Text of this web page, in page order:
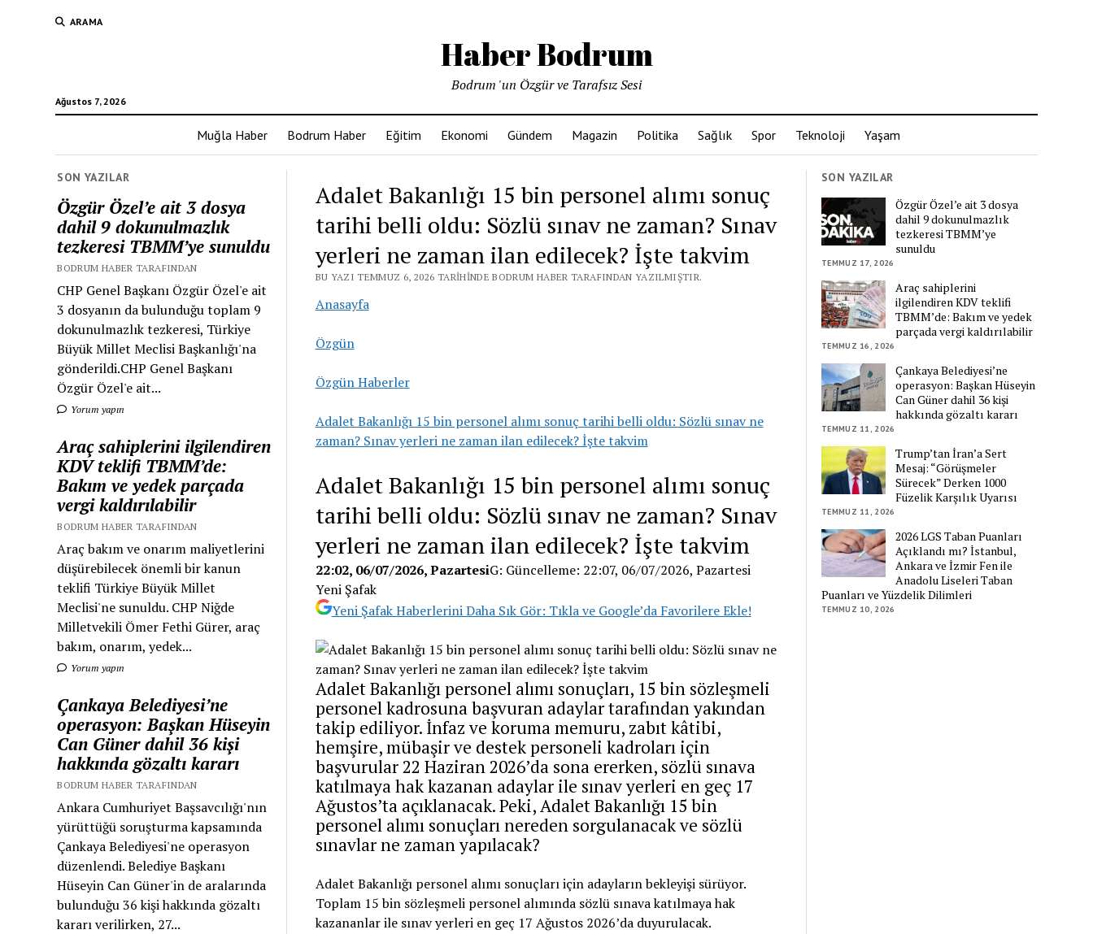
ARAMA
Haber Bodrum
Ağustos 7, 2026
Bodrum 'un Özgür ve Tarafsız Sesi
Muğla Haber Bodrum Haber Eğitim Ekonomi Gündem Magazin Politika Sağlık Spor Teknoloji Yaşam
SON YAZILAR
Özgür Özel’e ait 3 dosya
dahil 9 dokunulmazlık
tezkeresi TBMM’ye sunuldu
BODRUM HABER TARAFINDAN
CHP Genel Başkanı Özgür Özel'e ait
3 dosyanın da bulunduğu toplam 9
dokunulmazlık tezkeresi, Türkiye
Büyük Millet Meclisi Başkanlığı'na
gönderildi.CHP Genel Başkanı
Özgür Özel'e ait...
Yorum yapın
Araç sahiplerini ilgilendiren
KDV teklifi TBMM’de:
Bakım ve yedek parçada
vergi kaldırılabilir
BODRUM HABER TARAFINDAN
Araç bakım ve onarım maliyetlerini
düşürebilecek önemli bir kanun
teklifi Türkiye Büyük Millet
Meclisi'ne sunuldu. CHP Niğde
Milletvekili Ömer Fethi Gürer, araç
bakım, onarım, yedek...
Yorum yapın
Çankaya Belediyesi’ne
operasyon: Başkan Hüseyin
Can Güner dahil 36 kişi
hakkında gözaltı kararı
BODRUM HABER TARAFINDAN
Ankara Cumhuriyet Başsavcılığı'nın
yürüttüğü soruşturma kapsamında
Çankaya Belediyesi'ne operasyon
düzenlendi. Belediye Başkanı
Hüseyin Can Güner'in de aralarında
bulunduğu 36 kişi hakkında gözaltı
kararı verilirken, 27...
Adalet Bakanlığı 15 bin personel alımı sonuç
tarihi belli oldu: Sözlü sınav ne zaman? Sınav
yerleri ne zaman ilan edilecek? İşte takvim
BU YAZI TEMMUZ 6, 2026 TARIHINDE BODRUM HABER TARAFINDAN YAZILMIŞTIR.
Anasayfa
Özgün
Özgün Haberler
Adalet Bakanlığı 15 bin personel alımı sonuç tarihi belli oldu: Sözlü sınav ne
zaman? Sınav yerleri ne zaman ilan edilecek? İşte takvim
Adalet Bakanlığı 15 bin personel alımı sonuç
tarihi belli oldu: Sözlü sınav ne zaman? Sınav
yerleri ne zaman ilan edilecek? İşte takvim
22:02, 06/07/2026, PazartesiG: Güncelleme: 22:07, 06/07/2026, Pazartesi
Yeni Şafak
Yeni Şafak Haberlerini Daha Sık Gör: Tıkla ve Google’da Favorilere Ekle!
Adalet Bakanlığı personel alımı sonuçları, 15 bin sözleşmeli
personel kadrosuna başvuran adaylar tarafından yakından
takip ediliyor. İnfaz ve koruma memuru, zabıt kâtibi,
hemşire, mübaşir ve destek personeli kadroları için
başvurular 22 Haziran 2026’da sona ererken, sözlü sınava
katılmaya hak kazanan adaylar ile sınav yerleri en geç 17
Ağustos’ta açıklanacak. Peki, Adalet Bakanlığı 15 bin
personel alımı sonuçları nereden sorgulanacak ve sözlü
sınavlar ne zaman yapılacak?
Adalet Bakanlığı personel alımı sonuçları için adayların bekleyişi sürüyor.
Toplam 15 bin sözleşmeli personel alımında sözlü sınava katılmaya hak
kazananlar ile sınav yerleri en geç 17 Ağustos 2026’da duyurulacak.
SON YAZILAR
Özgür Özel’e ait 3 dosya
dahil 9 dokunulmazlık
tezkeresi TBMM’ye
sunuldu
TEMMUZ 17, 2026
Araç sahiplerini
ilgilendiren KDV teklifi
TBMM’de: Bakım ve yedek
parçada vergi kaldırılabilir
TEMMUZ 16, 2026
Çankaya Belediyesi’ne
operasyon: Başkan Hüseyin
Can Güner dahil 36 kişi
hakkında gözaltı kararı
TEMMUZ 11, 2026
Trump’tan İran’a Sert
Mesaj: “Görüşmeler
Sürecek” Derken 1000
Füzelik Karşılık Uyarısı
TEMMUZ 11, 2026
2026 LGS Taban Puanları
Açıklandı mı? İstanbul,
Ankara ve İzmir Fen ile
Anadolu Liseleri Taban
Puanları ve Yüzdelik Dilimleri
TEMMUZ 10, 2026